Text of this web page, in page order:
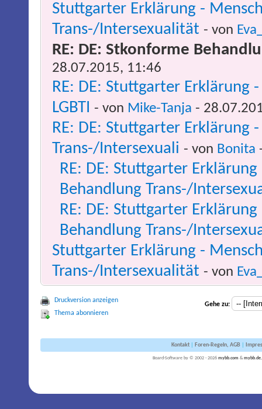
Stuttgarter Erklärung -
Trans-/Intersexualität - von
RE: DE: Stkonforme
28.07.2015, 11:46
RE: DE: Stuttgarter Erklärung
LGBTI - von Mike-Tanja -
RE: DE: Stuttgarter Erklärung
Trans-/Intersexuali - von Bonita
RE: DE: Stuttgarter
Behandlung Trans-/
RE: DE: Stuttgarter
Behandlung Trans-/
Stuttgarter Erklärung -
Trans-/Intersexualität - von
Druckversion anzeigen
Thema abonnieren
Gehe zu:
Kontakt| Foren-Regeln, AGB|
Board-Software by © 2002 - 2026 mybb.com & mybb.de